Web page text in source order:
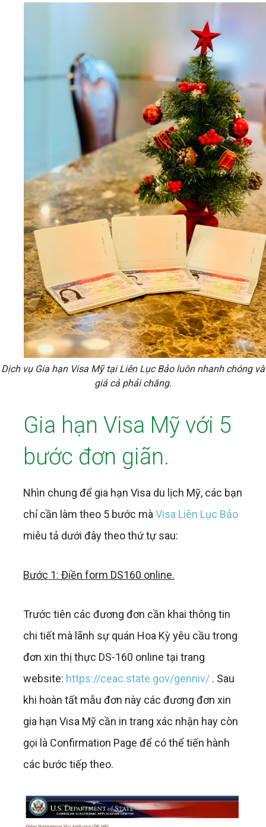
Dịch vụ Gia hạn Visa Mỹ tại Liên Lục Bảo luôn nhanh chóng và
giá cả phải chăng.
Gia hạn Visa Mỹ với 5
bước đơn giãn.
Nhìn chung để gia hạn Visa du lịch Mỹ, các bạn
chỉ cần làm theo 5 bước màVisa Liên Lục Bảo
miêu tả dưới đây theo thứ tự sau:
Bước 1: Điền form DS160 online.
Trước tiên các đương đơn cần khai thông tin
chi tiết mà lãnh sự quán Hoa Kỳ yêu cầu trong
đơn xin thị thực DS-160 online tại trang
website: https://ceac.state.gov/genniv/ . Sau
khi hoàn tất mẫu đơn này các đương đơn xin
gia hạn Visa Mỹ cần in trang xác nhận hay còn
gọi là Confirmation Page để có thể tiến hành
các bước tiếp theo.